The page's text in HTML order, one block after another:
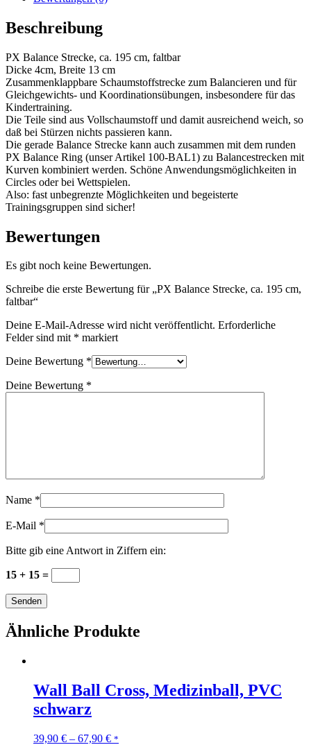
Menge
Beschreibung
PX Balance Strecke, ca. 195 cm, faltbar
Dicke 4cm, Breite 13 cm
Zusammenklappbare Schaumstoffstrecke zum Balancieren und für
Gleichgewichts- und Koordinationsübungen, insbesondere für das
Kindertraining.
Die Teile sind aus Vollschaumstoff und damit ausreichend weich, so
daß bei Stürzen nichts passieren kann.
Die gerade Balance Strecke kann auch zusammen mit dem runden
PX Balance Ring (unser Artikel 100-BAL1) zu Balancestrecken mit
Kurven kombiniert werden. Schöne Anwendungsmöglichkeiten in
Circles oder bei Wettspielen.
Also: fast unbegrenzte Möglichkeiten und begeisterte
Trainingsgruppen sind sicher!
Bewertungen
Es gibt noch keine Bewertungen.
Schreibe die erste Bewertung für „PX Balance Strecke, ca. 195 cm,
faltbar“
Deine E-Mail-Adresse wird nicht veröffentlicht. Erforderliche
Felder sind mit * markiert
Deine Bewertung *
Deine Bewertung *
Name *
E-Mail *
Bitte gib eine Antwort in Ziffern ein:
15 + 15 =
Ähnliche Produkte
Wall Ball Cross, Medizinball, PVC
schwarz
39,90 € – 67,90 € *